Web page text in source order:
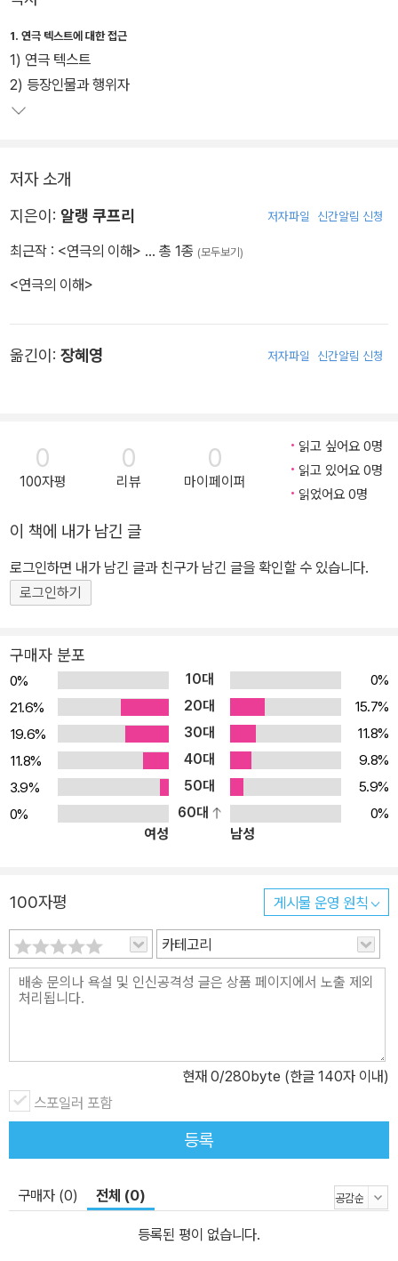
1. 연극 텍스트에 대한 접근
1) 연극 텍스트
2) 등장인물과 행위자
저자 소개
지은이: 알랭 쿠프리 저자파일 신간알림 신청
최근작 : <연극의 이해> … 총 1종 (모두보기)
<연극의 이해>
옮긴이: 장혜영 저자파일 신간알림 신청
0
100자평
0
리뷰
0
마이페이퍼
읽고 싶어요 0명
읽고 있어요 0명
읽었어요 0명
이 책에 내가 남긴 글
로그인하면 내가 남긴 글과 친구가 남긴 글을 확인할 수 있습니다.
로그인하기
구매자 분포
0% 10대
0%
21.6%
20대
15.7%
19.6%
30대
11.8%
11.8%
40대
9.8%
3.9%
50대
5.9%
0%
60대
0%
여성
남성
100자평 게시물 운영 원칙
카테고리
현재 0/280byte (한글 140자 이내)
스포일러 포함
등록
구매자 (0) 전체 (0)
등록된 평이 없습니다.